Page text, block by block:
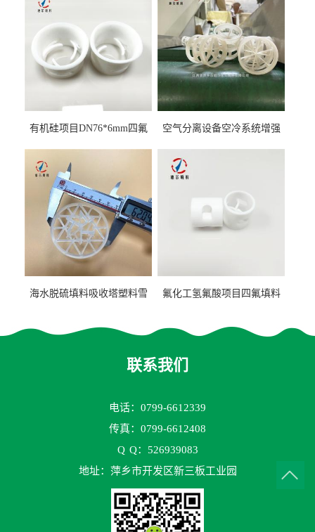
有机硅项目DN76*6mm四氟
空气分离设备空冷系统增强
海水脱硫填料吸收塔塑料雪
氟化工氢氟酸项目四氟填料
蚀
联系我们
电话：0799-6612339
传真：0799-6612408
Q Q：526939083
地址：萍乡市开发区新三板工业园